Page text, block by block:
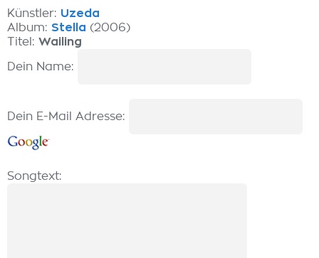
Künstler: Uzeda
Album: Stella (2006)
Titel: Wailing
Dein Name:
Dein E-Mail Adresse:
Songtext: